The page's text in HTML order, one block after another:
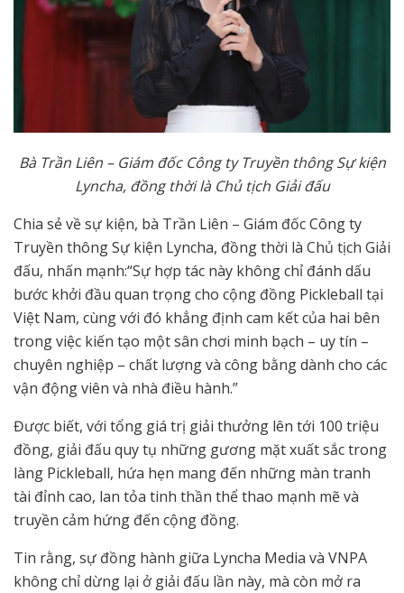
Bà Trần Liên – Giám đốc Công ty Truyền thông Sự kiện
Lyncha, đồng thời là Chủ tịch Giải đấu
Chia sẻ về sự kiện, bà Trần Liên – Giám đốc Công ty
Truyền thông Sự kiện Lyncha, đồng thời là Chủ tịch Giải
đấu, nhấn mạnh:“Sự hợp tác này không chỉ đánh dấu
bước khởi đầu quan trọng cho cộng đồng Pickleball tại
Việt Nam, cùng với đó khẳng định cam kết của hai bên
trong việc kiến tạo một sân chơi minh bạch – uy tín –
chuyên nghiệp – chất lượng và công bằng dành cho các
vận động viên và nhà điều hành.”
Được biết, với tổng giá trị giải thưởng lên tới 100 triệu
đồng, giải đấu quy tụ những gương mặt xuất sắc trong
làng Pickleball, hứa hẹn mang đến những màn tranh
tài đỉnh cao, lan tỏa tinh thần thể thao mạnh mẽ và
truyền cảm hứng đến cộng đồng.
Tin rằng, sự đồng hành giữa Lyncha Media và VNPA
không chỉ dừng lại ở giải đấu lần này, mà còn mở ra